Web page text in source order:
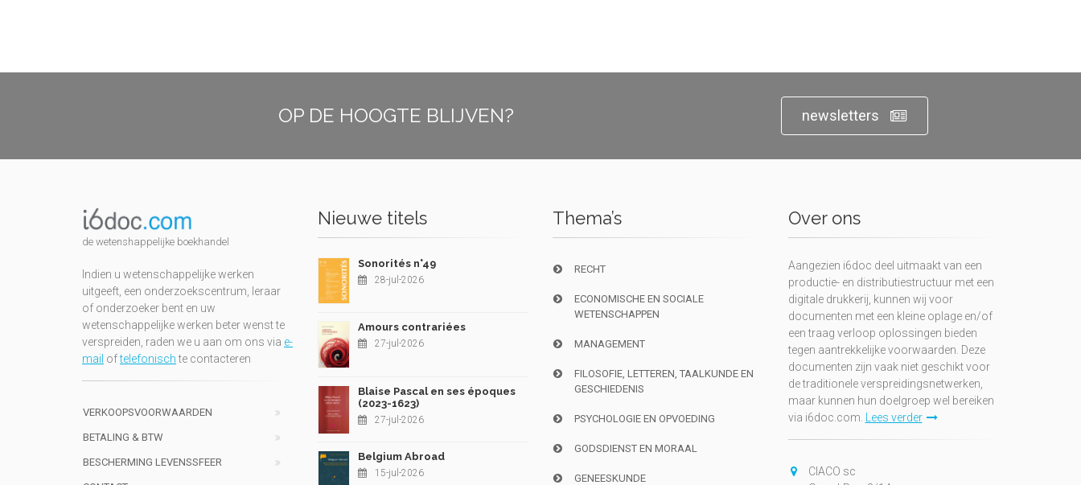
OP DE HOOGTE BLIJVEN? newsletters
de wetenshappelijke boekhandel
Indien u wetenschappelijke werken
uitgeeft, een onderzoekscentrum, leraar
of onderzoeker bent en uw
wetenschappelijke werken beter wenst te
verspreiden, raden we u aan om ons via e-
mail oftelefonischte contacteren
VERKOOPSVOORWAARDEN
BETALING & BTW
BESCHERMING LEVENSSFEER
Nieuwe titels
Sonorités n°49
28-jul-2026
Amours contrariées
27-jul-2026
Blaise Pascal en ses époques
(2023-1623)
27-jul-2026
Belgium Abroad
15-jul-2026
Thema’s
RECHT
ECONOMISCHE EN SOCIALE
WETENSCHAPPEN
MANAGEMENT
FILOSOFIE, LETTEREN, TAALKUNDE EN
GESCHIEDENIS
PSYCHOLOGIE EN OPVOEDING
GODSDIENST EN MORAAL
GENEESKUNDE
Over ons
Aangezien i6doc deel uitmaakt van een
productie- en distributiestructuur met een
digitale drukkerij, kunnen wij voor
documenten met een kleine oplage en/of
een traag verloop oplossingen bieden
tegen aantrekkelijke voorwaarden. Deze
documenten zijn vaak niet geschikt voor
de traditionele verspreidingsnetwerken,
maar kunnen hun doelgroep wel bereiken
via i6doc.com. Lees verder
CIACO sc